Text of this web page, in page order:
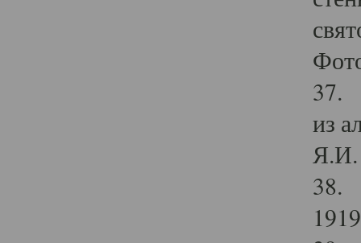
37.
из
Я.И.
38.